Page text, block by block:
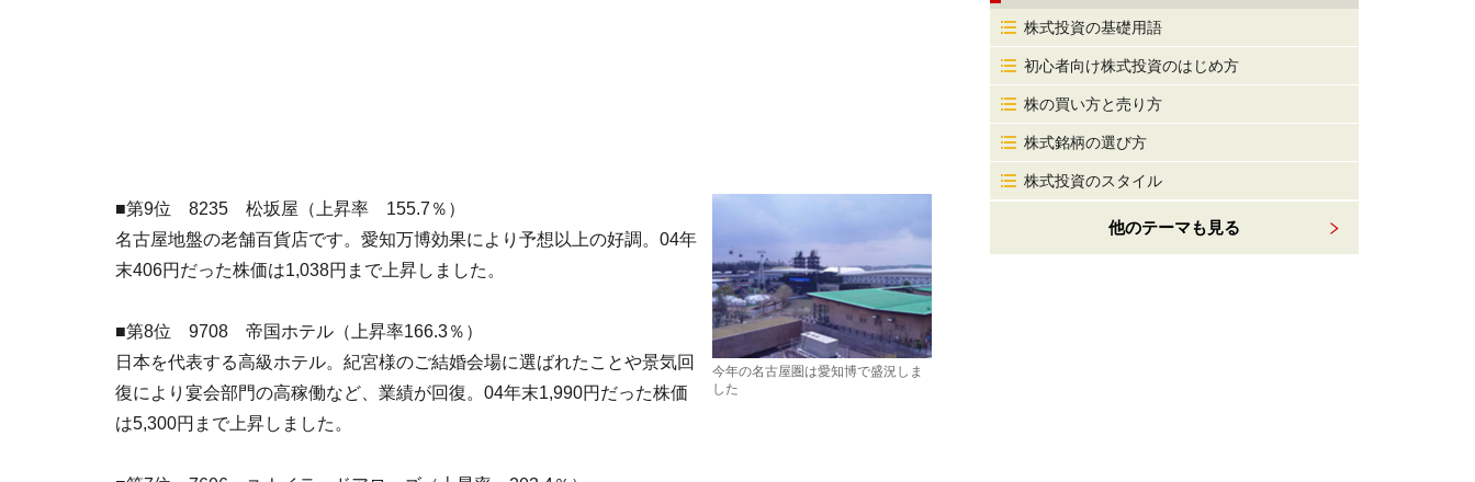
今年の名古屋圏は愛知博で盛況しま
した
■第9位 8235 松坂屋（上昇率 155.7％）
名古屋地盤の老舗百貨店です。愛知万博効果により予想以上の好調。04年
末406円だった株価は1,038円まで上昇しました。
■第8位 9708 帝国ホテル（上昇率166.3％）
日本を代表する高級ホテル。紀宮様のご結婚会場に選ばれたことや景気回
復により宴会部門の高稼働など、業績が回復。04年末1,990円だった株価
は5,300円まで上昇しました。
株式投資の基礎用語
初心者向け株式投資のはじめ方
株の買い方と売り方
株式銘柄の選び方
株式投資のスタイル
他のテーマも見る